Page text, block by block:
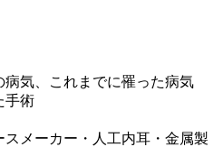
気、これまでに罹った病気
手術
メーカー・人工内耳・金属製